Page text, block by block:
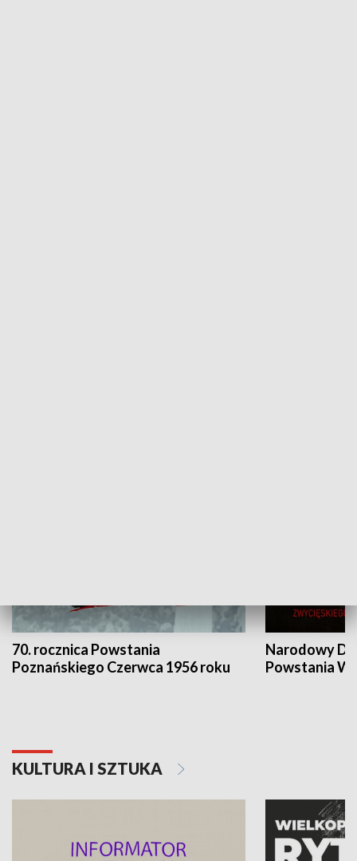
70. rocznica Powstania
Poznańskiego Czerwca 1956 roku
Narodowy
Powstania
KULTURA I SZTUKA